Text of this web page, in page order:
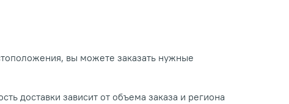
вы можете заказать нужные
доставки зависит от объема заказа и региона